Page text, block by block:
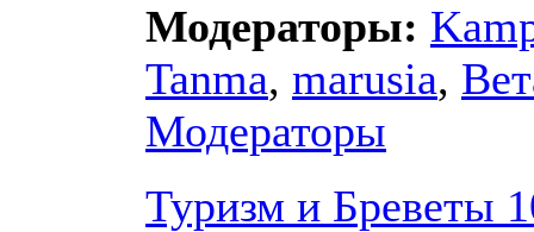
Модераторы:
Tanma, marusia,
Модераторы
Туризм и Бреветы